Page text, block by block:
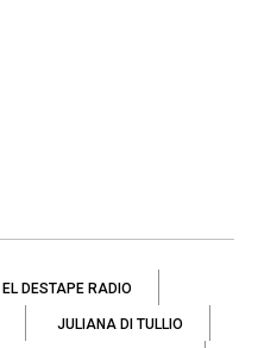
EL DESTAPE RADIO
JULIANA DI TULLIO